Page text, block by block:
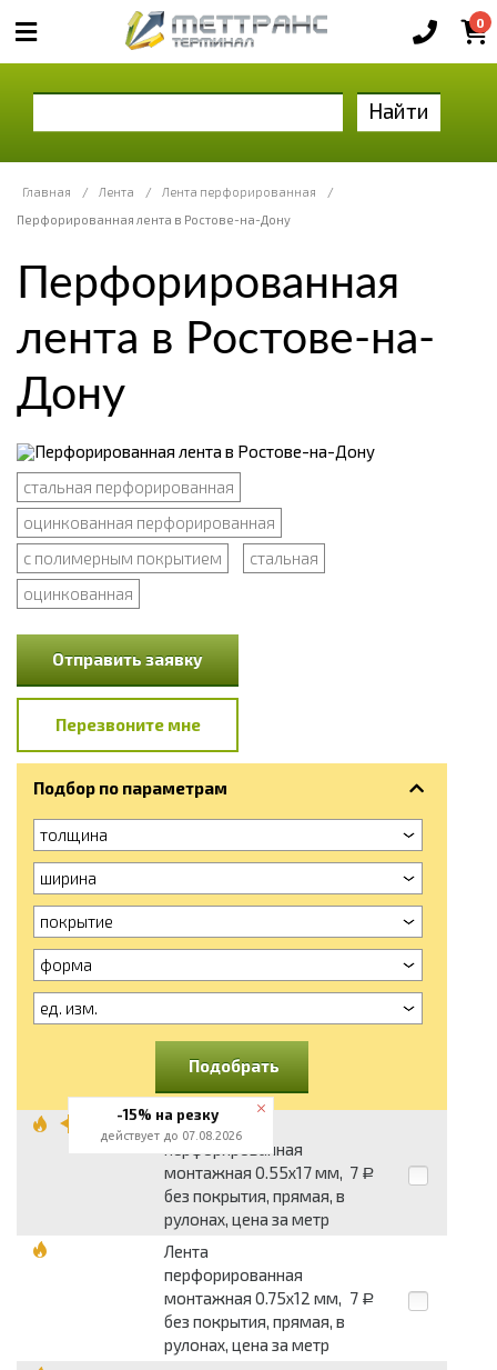
0
Найти
Главная / Лента / Лента перфорированная
/
Перфорированная лента в Ростове-на-Дону
Перфорированная
лента в Ростове-на-
Дону
стальная перфорированная
оцинкованная перфорированная
с полимерным покрытием
стальная
оцинкованная
Отправить заявку
Перезвоните мне
Подбор по параметрам
толщина
ширина
покрытие
форма
ед. изм.
Подобрать
Лента
перфорированная
монтажная 0.55x17 мм,
без покрытия, прямая, в
рулонах, цена за метр
7 Р
Лента
перфорированная
монтажная 0.75x12 мм,
без покрытия, прямая, в
рулонах, цена за метр
7 Р
-15% на резку
действует до 07.08.2026